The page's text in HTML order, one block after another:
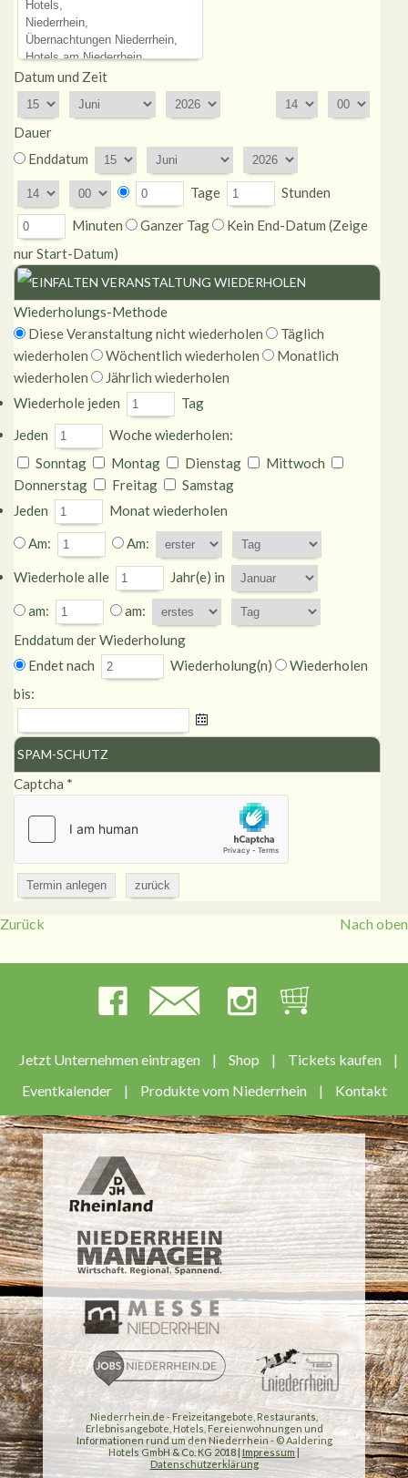
Datum und Zeit
Dauer
Enddatum
Tage
Stunden
Minuten
Ganzer Tag
Kein End-Datum (Zeige
nur Start-Datum)
VERANSTALTUNG WIEDERHOLEN
Wiederholungs-Methode
Diese Veranstaltung nicht wiederholen
Täglich
wiederholen
Wöchentlich wiederholen
Monatlich
wiederholen
Jährlich wiederholen
Wiederhole jeden
Tag
Jeden
Woche wiederholen:
Sonntag
Montag Dienstag
Mittwoch
Donnerstag
Freitag
Samstag
Jeden
Monat wiederholen
Am:
Am:
Wiederhole alle Jahr(e) in
am:
am:
Enddatum der Wiederholung
Endet nach
Wiederholung(n)
Wiederholen
bis:
SPAM-SCHUTZ
Captcha *
Zurück Nach oben
Jetzt Unternehmen eintragen | Shop | Tickets kaufen
|
Eventkalender
| Produkte vom Niederrhein | Kontakt
Niederrhein.de - Freizeitangebote, Restaurants,
Erlebnisangebote, Hotels, Fereienwohnungen und
Informationen rund um den Niederrhein - © Aaldering
Hotels GmbH & Co. KG 2018 |Impressum |
Datenschutzerklärung